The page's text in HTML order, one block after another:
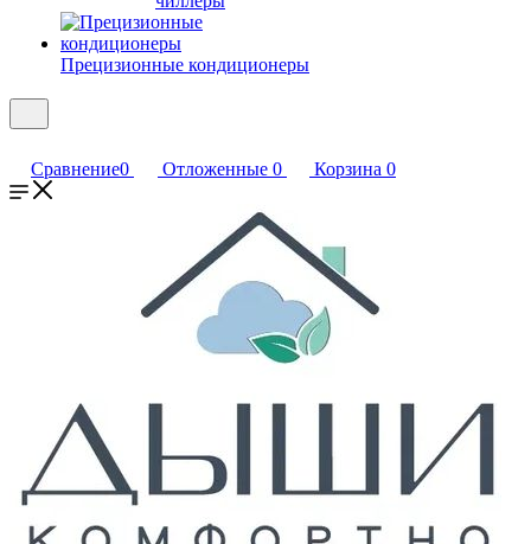
Прецизионные кондиционеры
Сравнение0 Отложенные 0 Корзина 0